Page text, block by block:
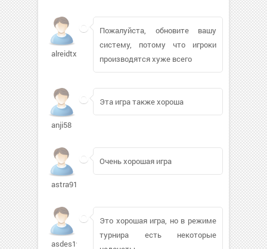
alreidtx233
Пожалуйста, обновите вашу
систему, потому что игроки
производятся хуже всего
anji58
Эта игра также хороша
astra91
Очень хорошая игра
asdes1990
Это хорошая игра, но в режиме
турнира есть некоторые